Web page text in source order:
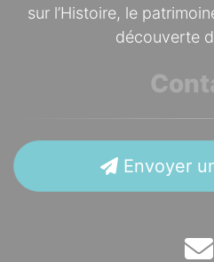
sur l’Histoire, le
découverte
Envoyer